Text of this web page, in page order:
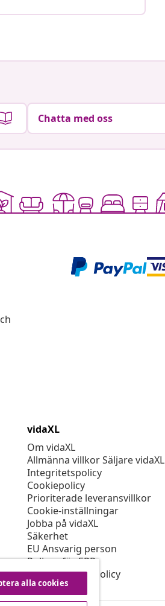
Chatta med oss
vidaXL
Om vidaXL
Allmänna villkor Säljare vidaXL
Integritetspolicy
Cookiepolicy
Prioriterade leveransvillkor
Cookie-inställningar
Jobba på vidaXL
Säkerhet
EU Ansvarig person
Policyn för EPR
Tillgänglighetspolicy
alla cookies